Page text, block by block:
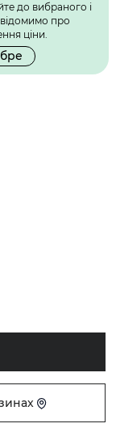
до вибраного і
про
ціни.